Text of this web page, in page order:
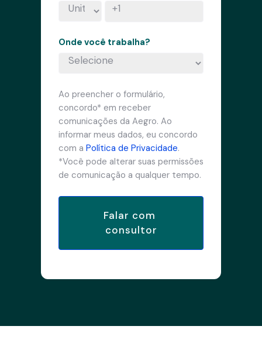
Onde você trabalha?
Ao preencher o formulário,
concordo* em receber
comunicações da Aegro. Ao
informar meus dados, eu concordo
com a Política de Privacidade.
*Você pode alterar suas permissões
de comunicação a qualquer tempo.